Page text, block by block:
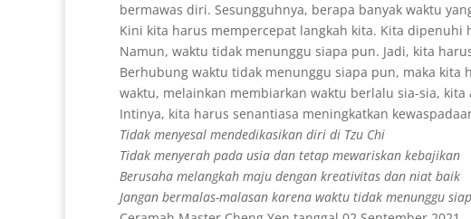
bermawas diri. Sesungguhnya, berapa banyak waktu
Kini kita harus mempercepat langkah kita. Kita
Namun, waktu tidak menunggu siapa pun. Jadi, kita
Berhubung waktu tidak menunggu siapa pun, maka kita
waktu, melainkan membiarkan waktu berlalu sia-sia,
Intinya, kita harus senantiasa meningkatkan
Tidak menyesal mendedikasikan diri di Tzu Chi
Tidak menyerah pada usia dan tetap mewariskan kebajikan
Berusaha melangkah maju dengan kreativitas dan niat baik
Jangan bermalas-malasan karena waktu tidak menunggu